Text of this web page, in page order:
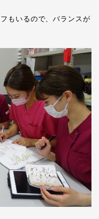
もいるので、バランスが